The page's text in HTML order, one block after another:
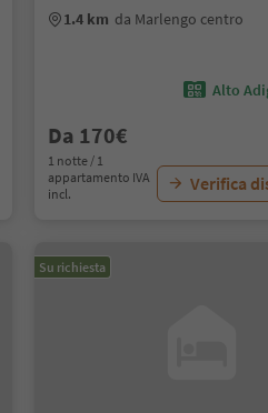
1.4 km da Marlengo centro
Alto
Da 170€
1 notte / 1
appartamento IVA
incl.
Verifica
Su richiesta